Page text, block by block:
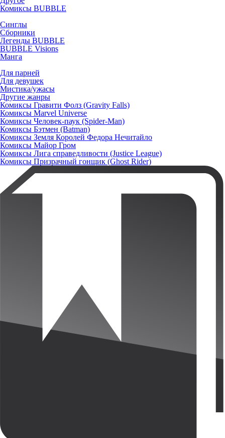
Комиксы BUBBLE
Синглы
Сборники
Легенды BUBBLE
BUBBLE Visions
Манга
Для парней
Для девушек
Мистика/ужасы
Другие жанры
Комиксы Гравити Фолз (Gravity Falls)
Комиксы Marvel Universe
Комиксы Человек-паук (Spider-Man)
Комиксы Бэтмен (Batman)
Комиксы Земля Королей Федора Нечитайло
Комиксы Майор Гром
Комиксы Лига справедливости (Justice League)
Комиксы Призрачный гонщик (Ghost Rider)